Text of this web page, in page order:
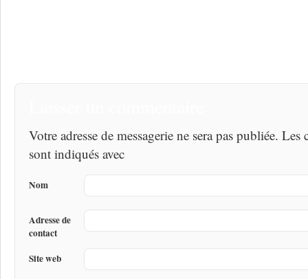
Votre adresse de messagerie ne sera pas publiée.
sont indiqués avec
Nom
Adresse de
contact
Site web